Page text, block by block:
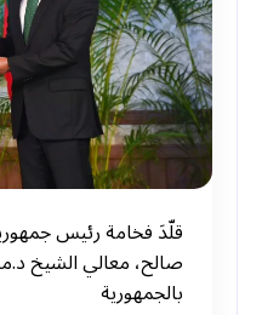
قلّدَ فخامة رئيس
صالح، معالي الشيخ
بالجمهورية